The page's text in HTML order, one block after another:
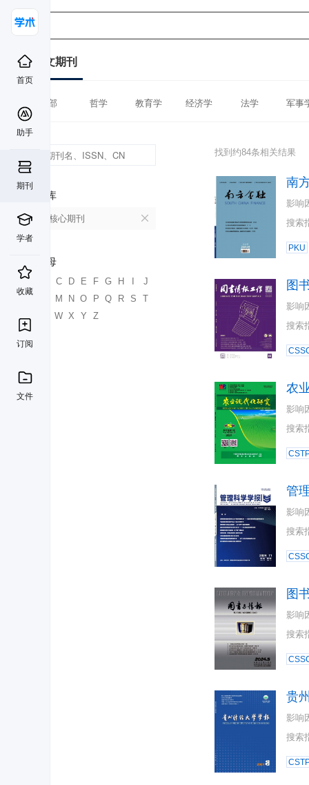
首页
助手
期刊
学者
收藏
订阅
文件
中文期刊
全部 哲学 教育学 经济学 法学 军事
数据库
北大核心期刊
首字母
C D E F G H
J
K
M N O P Q R S
T
W X Y Z
找到约84条相关结果
南
影响
搜索
PKU
图
影响
搜索
农
影响
搜索
管
影响
搜索
图
影响
搜索
贵
影响
搜索